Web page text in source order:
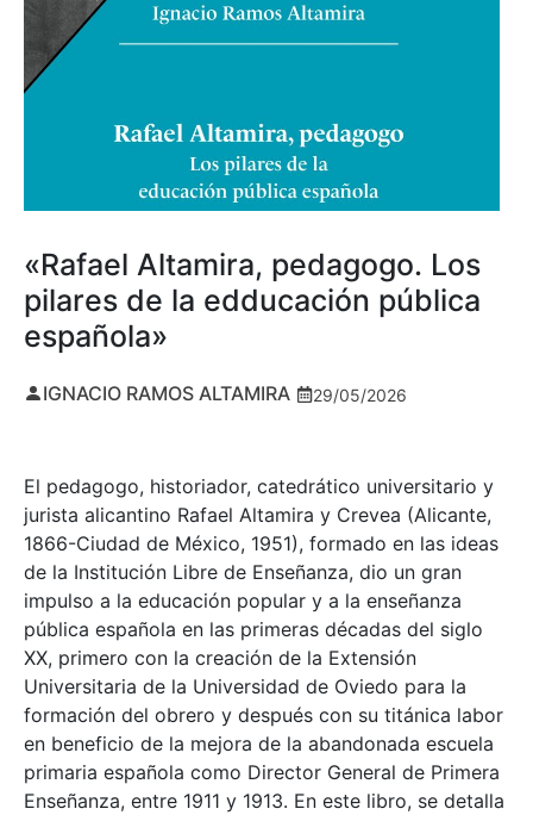
«Rafael Altamira, pedagogo. Los
pilares de la edducación pública
española»
IGNACIO RAMOS ALTAMIRA 29/05/2026
El pedagogo, historiador, catedrático universitario y
jurista alicantino Rafael Altamira y Crevea (Alicante,
1866-Ciudad de México, 1951), formado en las ideas
de la Institución Libre de Enseñanza, dio un gran
impulso a la educación popular y a la enseñanza
pública española en las primeras décadas del siglo
XX, primero con la creación de la Extensión
Universitaria de la Universidad de Oviedo para la
formación del obrero y después con su titánica labor
en beneficio de la mejora de la abandonada escuela
primaria española como Director General de Primera
Enseñanza, entre 1911 y 1913. En este libro, se detalla